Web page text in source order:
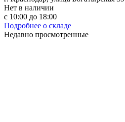
Нет в наличии
с 10:00 до 18:00
Подробнее о складе
Недавно просмотренные